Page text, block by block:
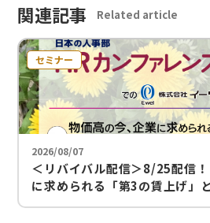
関連記事 Related article
セミナー
2026/08/07
＜リバイバル配信＞8/25配信
に求められる「第3の賃上げ」
上げし、人材を留める福利厚生